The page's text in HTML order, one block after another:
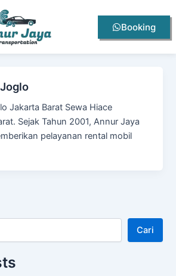
Booking
Jakarta Barat Sewa Hiace
Sejak Tahun 2001, Annur Jaya
pelayanan rental mobil
Cari